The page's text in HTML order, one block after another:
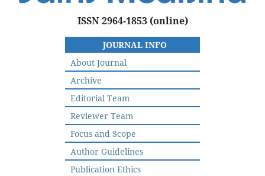
ISSN 2964-1853 (online)
JOURNAL INFO
About Journal
Archive
Editorial Team
Reviewer Team
Focus and Scope
Author Guidelines
Publication Ethics